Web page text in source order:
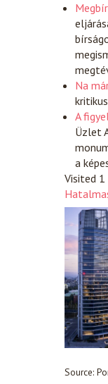
Na
A
Üzlet
a
Visited
Source: